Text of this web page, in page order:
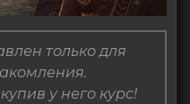
только для
у него курс!